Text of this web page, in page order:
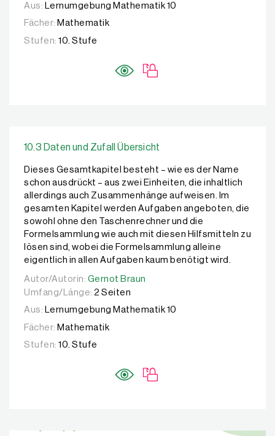
Aus:
Lernumgebung Mathematik 10
Fächer: Mathematik
Stufen: 10. Stufe
10.3 Daten und Zufall Übersicht
Dieses Gesamtkapitel besteht – wie es der Name
schon ausdrückt – aus zwei Einheiten, die inhaltlich
allerdings auch Zusammenhänge aufweisen. Im
gesamten Kapitel werden Aufgaben angeboten, die
sowohl ohne den Taschenrechner und die
Formelsammlung wie auch mit diesen Hilfsmitteln zu
lösen sind, wobei die Formelsammlung alleine
eigentlich in allen Aufgaben kaum benötigt wird.
Autor/Autorin: Gernot Braun
Autor/Autorin: Gernot Braun
Umfang/Länge: 2 Seiten
Aus: Lernumgebung Mathematik 10
Fächer: Mathematik
Stufen: 10. Stufe